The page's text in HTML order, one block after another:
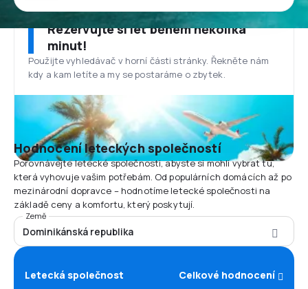
Rezervujte si let během několika
minut!
Použijte vyhledávač v horní části stránky. Řekněte nám
kdy a kam letíte a my se postaráme o zbytek.
Hodnocení leteckých společností
Porovnávejte letecké společnosti, abyste si mohli vybrat tu,
která vyhovuje vašim potřebám. Od populárních domácích až po
mezinárodní dopravce – hodnotíme letecké společnosti na
základě ceny a komfortu, který poskytují.
Země
Dominikánská republika
Letecká společnost Celkové hodnocení